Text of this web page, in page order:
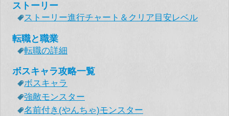
ストーリー
ストーリー進行チャート＆クリア目安レベル
転職と職業
転職の詳細
ボスキャラ攻略一覧
ボスキャラ
強敵モンスター
名前付き(やんちゃ)モンスター